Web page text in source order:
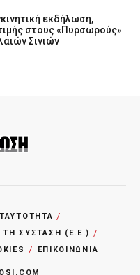
εκδήλωση,
στους «Πυρσωρούς»
Σινιών
ΤΑΥΤΟΤΗΤΑ
ΣΥΣΤΑΣΗ (Ε.Ε.)
ΕΠΙΚΟΙΝΩΝΙΑ